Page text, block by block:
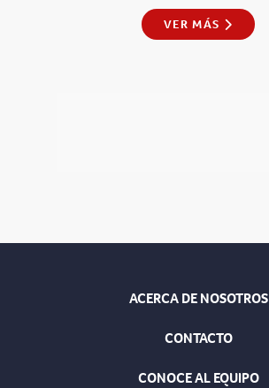
VER MÁS
ACERCA DE NOSOTROS
CONTACTO
CONOCE AL EQUIPO